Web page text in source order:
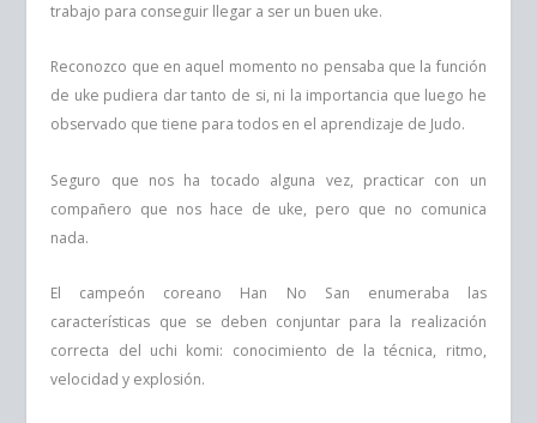
trabajo para conseguir llegar a ser un buen uke.
Reconozco que en aquel momento no pensaba que la función
de uke pudiera dar tanto de si, ni la importancia que luego he
observado que tiene para todos en el aprendizaje de Judo.
Seguro que nos ha tocado alguna vez, practicar con un
compañero que nos hace de uke, pero que no comunica
nada.
El campeón coreano Han No San enumeraba las
características que se deben conjuntar para la realización
correcta del uchi komi: conocimiento de la técnica, ritmo,
velocidad y explosión.